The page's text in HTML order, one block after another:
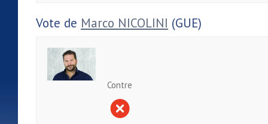
Vote de Marco NICOLINI (GUE)
Contre